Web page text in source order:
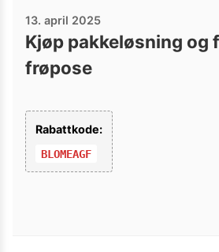
13. april 2025
Kjøp pakkeløsning og
frøpose
Rabattkode:
BLOMEAGF